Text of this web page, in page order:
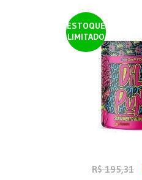
ESTOQUE
LIMITADO
R$ 195,31